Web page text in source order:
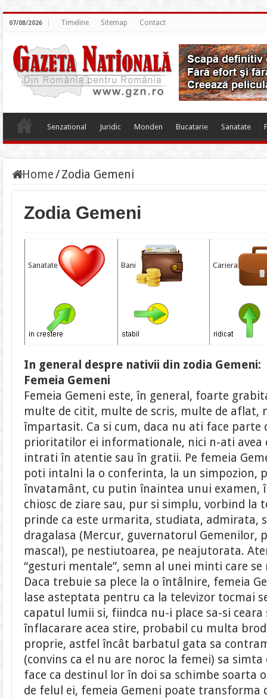
07/08/2026 Timeline Sitemap Contact
Senzational Juridic Monden Bucatarie Sanatate
Home/Zodia Gemeni
Zodia Gemeni
Sanatate Bani Cariera
In general despre nativii din zodia Gemeni:
Femeia Gemeni
Femeia Gemeni este, în general, foarte
multe de citit, multe de scris, multe de aflat,
împartasit. Ca si cum, daca nu ati face parte
prioritatilor ei informationale, nici n-ati avea
intrati în atentie sau în gratii. Pe femeia
poti intalni la o conferinta, la un simpozion,
învatamânt, cu putin înaintea unui examen,
chiosc de ziare sau, pur si simplu, vorbind la
prinde ca este urmarita, studiata, admirata,
dragalasa (Mercur, guvernatorul Gemenilor,
masca!), pe nestiutoarea, pe neajutorata.
“gesturi mentale”, semn al unei minti care
Daca trebuie sa plece la o întâlnire, femeia
lase asteptata pentru ca la televizor tocmai
capatul lumii si, fiindca nu-i place sa-si ceara
înflacarare acea stire, probabil cu multa
proprie, astfel încât barbatul gata sa
(convins ca el nu are noroc la femei) sa
face ca destinul lor în doi sa schimbe soarta
de felul ei, femeia Gemeni poate transforma